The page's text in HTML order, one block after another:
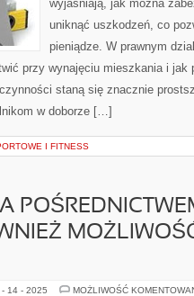
wyjaśniają, jak można
uniknąć uszkodzeń, co
pieniądze. W prawnym
przy wynajęciu mieszkania i jak
staną się znacznie
w doborze […]
I FITNESS
- 14 - 2025 MOŻLIWOŚĆ